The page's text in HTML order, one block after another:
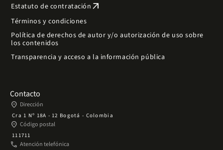
Estatuto de contratación arrow_outward
Términos y condiciones
Política de derechos de autor y/o autorización de uso sobre
los contenidos
Transparencia y acceso a la información pública
Contacto
place Dirección
Cra 1 Nº 18A - 12 Bogotá - Colombia
place Código postal
111711
phone Atención telefónica